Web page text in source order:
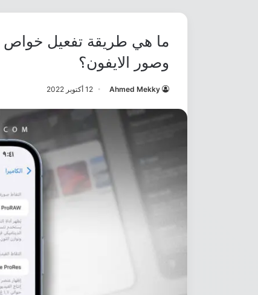
وصور الايفون؟
Ahmed Mekky 12 أكتوبر 2022